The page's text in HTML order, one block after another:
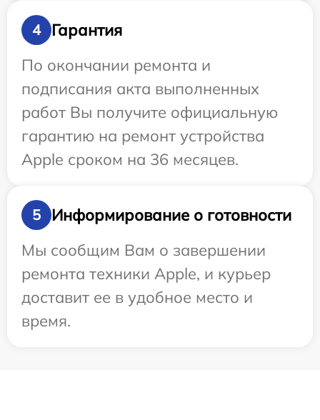
4
Гарантия
По окончании ремонта и
подписания акта выполненных
работ Вы получите официальную
гарантию на ремонт устройства
Apple сроком на 36 месяцев.
5
Информирование о готовности
Мы сообщим Вам о завершении
ремонта техники Apple, и курьер
доставит ее в удобное место и
время.